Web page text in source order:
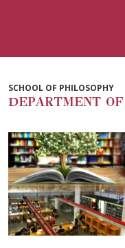
SCHOOL OF PHILOSOPHY
DEPARTMENT